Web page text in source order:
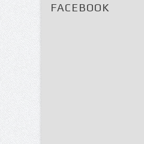
FACEBOOK